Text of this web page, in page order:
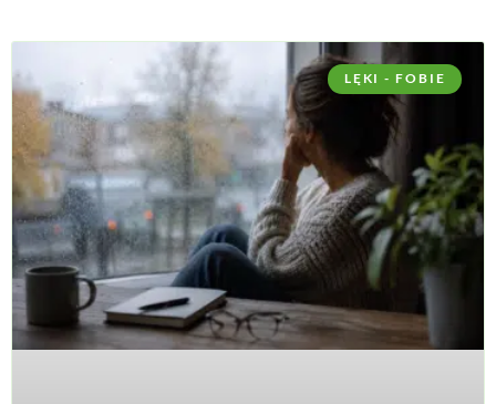
LĘKI - FOBIE